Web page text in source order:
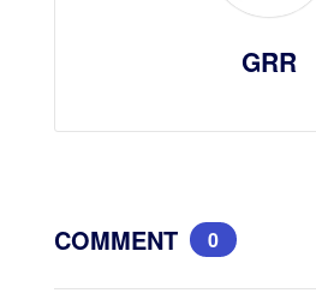
GRR
COMMENT 0